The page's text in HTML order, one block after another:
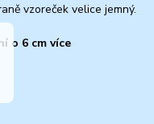
vzoreček velice jemný.
o 6 cm více